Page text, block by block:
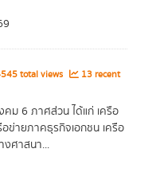
total views
13 recent
ม 6 ภาศส่วน ได้แก่ เครือ
ข่ายภาคธุรกิจเอกชน เครือ
งศาสนา...